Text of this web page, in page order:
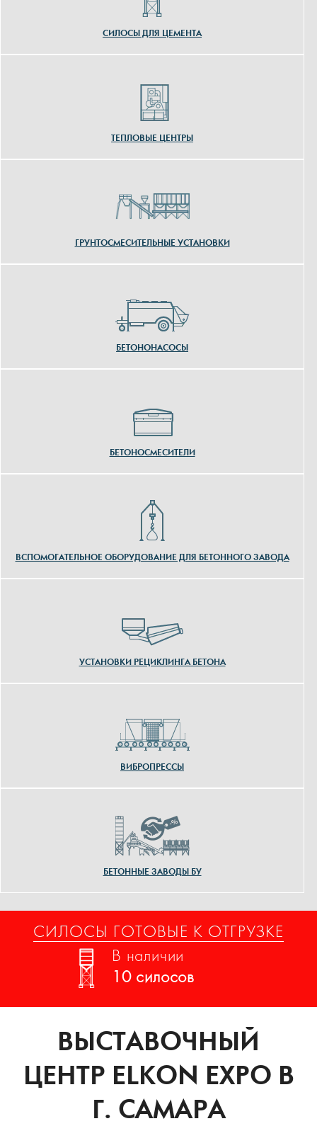
СИЛОСЫ ДЛЯ ЦЕМЕНТА
ТЕПЛОВЫЕ ЦЕНТРЫ
ГРУНТОСМЕСИТЕЛЬНЫЕ УСТАНОВКИ
БЕТОНОНАСОСЫ
БЕТОНОСМЕСИТЕЛИ
ВСПОМОГАТЕЛЬНОЕ ОБОРУДОВАНИЕ ДЛЯ БЕТОННОГО ЗАВОДА
УСТАНОВКИ РЕЦИКЛИНГА БЕТОНА
ВИБРОПРЕССЫ
БЕТОННЫЕ ЗАВОДЫ БУ
СИЛОСЫ ГОТОВЫЕ К ОТГРУЗКЕ
В наличии
10 силосов
ВЫСТАВОЧНЫЙ
ЦЕНТР ELKON EXPO В
Г. САМАРА